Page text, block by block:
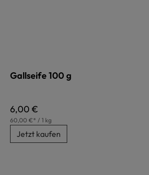
Gallseife 100 g
Regulärer Preis:
6,00 €
60,00 €* / 1 kg
Jetzt kaufen